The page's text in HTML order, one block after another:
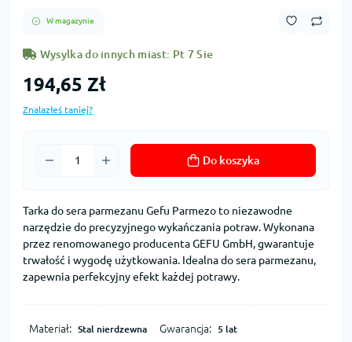
W magazynie
Wysylka do innych miast: Pt 7 Sie
194,65 Zł
Znalazłeś taniej?
Do koszyka
Tarka do sera parmezanu Gefu Parmezo to niezawodne
narzędzie do precyzyjnego wykańczania potraw. Wykonana
przez renomowanego producenta GEFU GmbH, gwarantuje
trwałość i wygodę użytkowania. Idealna do sera parmezanu,
zapewnia perfekcyjny efekt każdej potrawy.
Materiał: Stal nierdzewna Gwarancja: 5 lat